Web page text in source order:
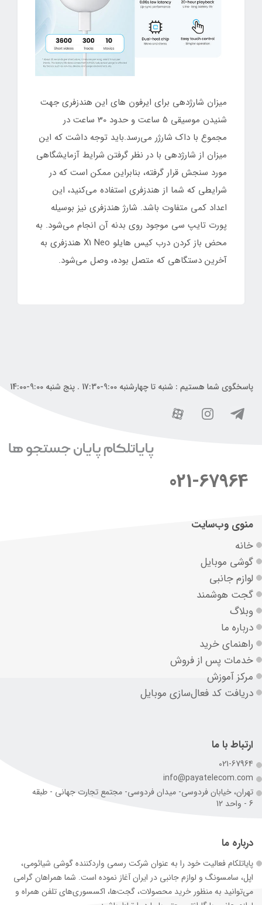
میزان شارژدهی برای ایرفون های این هندزفری جهت
شنیدن موسیقی 5 ساعت و حدود 30 ساعت در
مجموع با داک شارژر می‌رسد.باید توجه داشت که این
میزان از شارژدهی با در نظر گرفتن شرایط آزمایشگاهی
مورد سنجش قرار گرفته، بنابراین ممکن است که در
شرایطی که شما از هندزفری استفاده می‌کنید، این
اعداد کمی متفاوت باشد. شارژ هندزفری نیز بوسیله
پورت تایپ سی موجود روی بدنه آن انجام می‌شود. به
محض باز کردن درب کیس هایلو X1 Neo هندزفری به
آخرین دستگاهی که متصل بوده، وصل می‌شود.
پاسخگوی شما هستیم : شنبه تا چهارشنبه 9:00-17:30 . پنج شنبه 9:00-14:00
021-67964
منوی وب‌سایت
خانه
گوشی موبایل
لوازم جانبی
گجت هوشمند
وبلاگ
درباره ما
راهنمای خرید
خدمات پس از فروش
مرکز آموزش
دریافت کد فعال‌سازی موبایل
ارتباط با ما
021-67964
info@payatelecom.com
تهران، خیابان فردوسی- میدان فردوسی- مجتمع تجارت جهانی - طبقه
6 - واحد 12
درباره ما
پایاتلکام فعالیت خود را به عنوان شرکت رسمی وارد‌کننده گوشی شیائومی،
اپل، سامسونگ و لوازم جانبی در ایران آغاز نموده است. شما همراهان گرامی
می‌توانید به منظور خرید محصولات، گجت‌ها، اکسسوری‌های تلفن همراه و